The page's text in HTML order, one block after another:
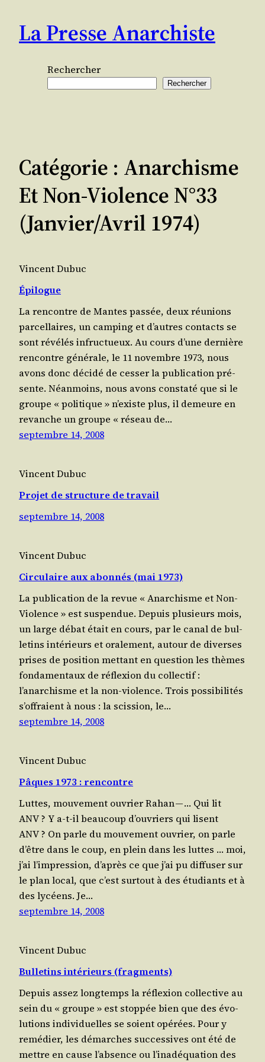
contenu
La Presse Anarchiste
Rechercher
Rechercher
Catégorie : Anarchisme
Et Non-Violence N°33
(janvier/avril 1974)
Vincent Dubuc
Épilogue
La ren­contre de Mantes pas­sée, deux réunions
par­cel­laires, un cam­ping et d’autres contacts se
sont révé­lés infruc­tueux. Au cours d’une der­nière
ren­contre géné­rale, le 11 novembre 1973, nous
avons donc déci­dé de ces­ser la publi­ca­tion pré­
sente. Néan­moins, nous avons consta­té que si le
groupe « poli­tique » n’existe plus, il demeure en
revanche un groupe « réseau de…
septembre 14, 2008
Vincent Dubuc
Projet de structure de travail
septembre 14, 2008
Vincent Dubuc
Circulaire aux abonnés (mai 1973)
La publi­ca­tion de la revue « Anar­chisme et Non-
Vio­lence » est suspendue. Depuis plu­sieurs mois,
un large débat était en cours, par le canal de bul­
le­tins inté­rieurs et ora­le­ment, autour de diverses
prises de posi­tion met­tant en ques­tion les thèmes
fon­da­men­taux de réflexion du col­lec­tif :
l’anarchisme et la non-violence. Trois pos­si­bi­li­tés
s’offraient à nous : la scis­sion, le…
septembre 14, 2008
Vincent Dubuc
Pâques 1973 : rencontre
Luttes, mouvement ouvrier Rahan — … Qui lit
ANV ? Y a‑t-il beau­coup d’ouvriers qui lisent
ANV ? On parle du mou­ve­ment ouvrier, on parle
d’être dans le coup, en plein dans les luttes … moi,
j’ai l’impression, d’après ce que j’ai pu dif­fu­ser sur
le plan local, que c’est sur­tout à des étu­diants et à
des lycéens. Je…
septembre 14, 2008
Vincent Dubuc
Bulletins intérieurs (fragments)
Depuis assez long­temps la réflexion col­lec­tive au
sein du « groupe » est stop­pée bien que des évo­
lu­tions indi­vi­duelles se soient opé­rées. Pour y
remé­dier, les démarches suc­ces­sives ont été de
mettre en cause l’absence ou l’inadéquation des